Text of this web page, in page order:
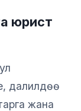
юрист
далилдөө
жана